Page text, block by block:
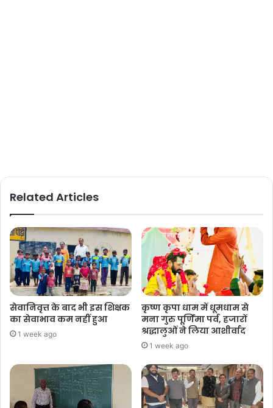
Related Articles
सेवानिवृत्त के बाद भी इस शिक्षक
का सेवाभाव कम नहीं हुआ
1 week ago
कृष्ण कृपा धाम में धूमधाम से
मना गुरु पूर्णिमा पर्व, हजारों
श्रद्धालुओं ने लिया आशीर्वाद
1 week ago